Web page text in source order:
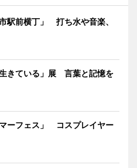
駅前横丁」 打ち水や音楽、
きている」展 言葉と記憶を
ーフェス」 コスプレイヤー